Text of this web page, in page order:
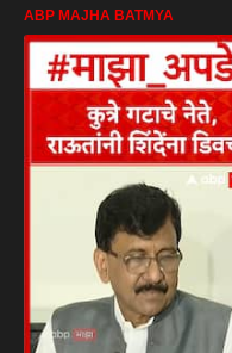
ABP MAJHA BATMYA